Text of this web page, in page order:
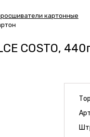
картонные
COSTO,